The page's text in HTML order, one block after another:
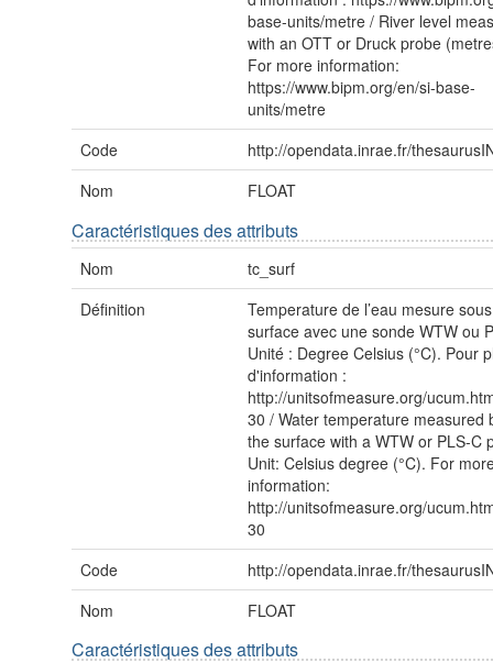
base-units/metre / River level
with an OTT or Druck probe
For more information:
https://www.bipm.org/en/si-base-
units/metre
Code
http://opendata.inrae.fr/
Nom
FLOAT
Caractéristiques des attributs
Nom
tc_surf
Définition
Temperature de l’eau mesure
surface avec une sonde WTW ou
Unité : Degree Celsius (°C). Pour
d'information :
http://unitsofmeasure.org/
30 / Water temperature measured
the surface with a WTW or PLS-C
Unit: Celsius degree (°C). For
information:
http://unitsofmeasure.org/
30
Code
http://opendata.inrae.fr/
Nom
FLOAT
Caractéristiques des attributs